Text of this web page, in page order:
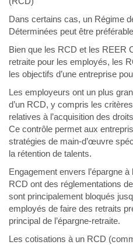
Dans certains cas, un Régime
Déterminées peut être
Bien que les RCD et les REER
retraite pour les employés, les
les objectifs d’une entreprise
Les employeurs ont un plus
d’un RCD, y compris les
relatives à l’acquisition des
Ce contrôle permet aux
stratégies de main-d’œuvre
la rétention de talents.
Engagement envers l’épargne
RCD ont des réglementations
sont principalement bloqués
employés de faire des retraits
principal de l’épargne-retraite.
Les cotisations à un RCD